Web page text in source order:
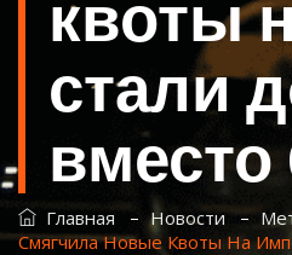
стали
вместо
Главная –Новости–
Смягчила Новые Квоты На